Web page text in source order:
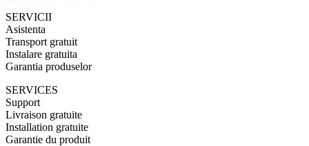
SERVICII
Asistenta
Transport gratuit
Instalare gratuita
Garantia produselor
SERVICES
Support
Livraison gratuite
Installation gratuite
Garantie du produit